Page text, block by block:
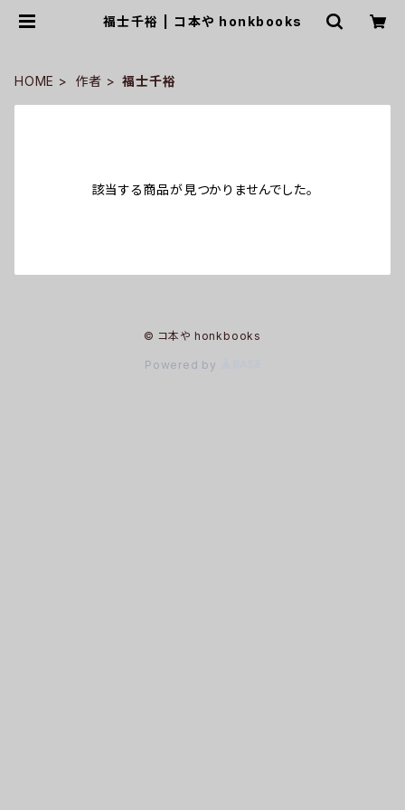
福士千裕 | コ本や honkbooks
HOME 作者 福士千裕
該当する商品が見つかりませんでした。
© コ本や honkbooks
Powered by